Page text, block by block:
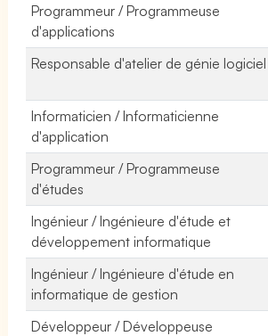
Programmeur / Programmeuse
d'applications
Responsable d'atelier de génie logiciel
Informaticien / Informaticienne
d'application
Programmeur / Programmeuse
d'études
Ingénieur / Ingénieure d'étude et
développement informatique
Ingénieur / Ingénieure d'étude en
informatique de gestion
Développeur / Développeuse